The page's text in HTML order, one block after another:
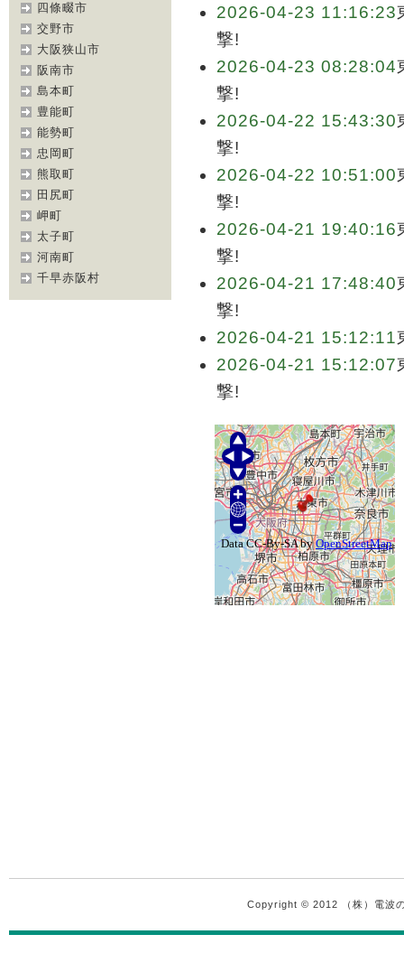
四條畷市
交野市
大阪狭山市
阪南市
島本町
豊能町
能勢町
忠岡町
熊取町
田尻町
岬町
太子町
河南町
千早赤阪村
2026-04-23 11:16:23
撃!
2026-04-23 08:28:04
撃!
2026-04-22 15:43:30
撃!
2026-04-22 10:51:00
撃!
2026-04-21 19:40:16
撃!
2026-04-21 17:48:40
撃!
2026-04-21 15:12:11
2026-04-21 15:12:07
撃!
Copyright © 2012 （株）電波